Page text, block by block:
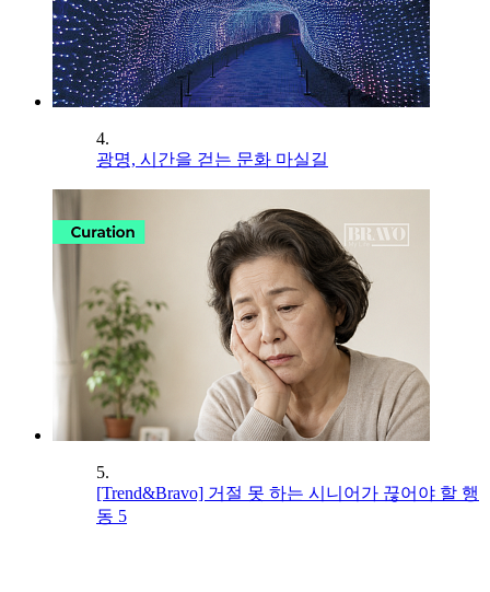
4.
광명, 시간을 걷는 문화 마실길
5.
[Trend&Bravo] 거절 못 하는 시니어가 끊어야 할 행
동 5